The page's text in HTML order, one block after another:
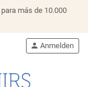
para más de 10.000
person Anmelden